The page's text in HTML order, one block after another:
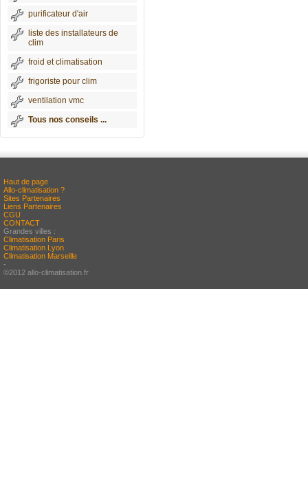
purificateur d'air
liste des installateurs de
clim
froid et climatisation
frigoriste pour clim
ventilation vmc
Tous nos conseils ...
Haut de page
Allo-climatisation ?
Sites Partenaires
Liens Partenaires
CGU
CONTACT
Grandes villes :
Climatisation Paris
Climatisation Lyon
Climatisation Marseille
-
©2012 allo-climatisation.fr